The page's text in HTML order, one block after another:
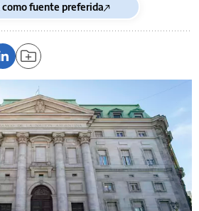
fuente preferida